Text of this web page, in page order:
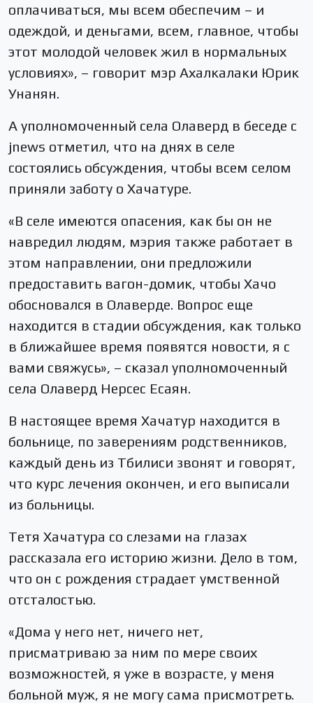
оплачиваться, мы всем обеспечим – и
одеждой, и деньгами, всем, главное, чтобы
этот молодой человек жил в нормальных
условиях», – говорит мэр Ахалкалаки Юрик
Унанян.
А уполномоченный села Олаверд в беседе с
jnews отметил, что на днях в селе
состоялись обсуждения, чтобы всем селом
приняли заботу о Хачатуре.
«В селе имеются опасения, как бы он не
навредил людям, мэрия также работает в
этом направлении, они предложили
предоставить вагон-домик, чтобы Хачо
обосновался в Олаверде. Вопрос еще
находится в стадии обсуждения, как только
в ближайшее время появятся новости, я с
вами свяжусь», – сказал уполномоченный
села Олаверд Нерсес Есаян.
В настоящее время Хачатур находится в
больнице, по заверениям родственников,
каждый день из Тбилиси звонят и говорят,
что курс лечения окончен, и его выписали
из больницы.
Тетя Хачатура со слезами на глазах
рассказала его историю жизни. Дело в том,
что он с рождения страдает умственной
отсталостью.
«Дома у него нет, ничего нет,
присматриваю за ним по мере своих
возможностей, я уже в возрасте, у меня
больной муж, я не могу сама присмотреть.